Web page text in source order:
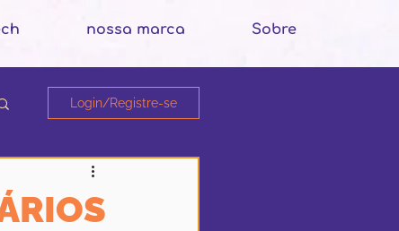
nossa marca Sobre
Login/Registre-se